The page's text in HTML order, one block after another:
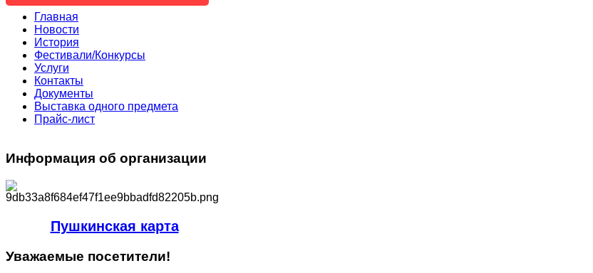
Главная
Новости
История
Фестивали/Конкурсы
Услуги
Контакты
Документы
Выставка одного предмета
Прайс-лист
Информация об организации
Пушкинская карта
Уважаемые посетители!